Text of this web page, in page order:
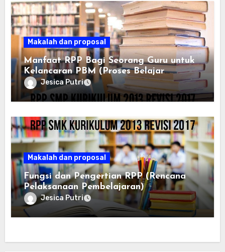
Makalah dan proposal
Manfaat RPP Bagi Seorang Guru untuk
Kelancaran PBM (Proses Belajar
Mengajar)
Jesica Putri
Makalah dan proposal
Fungsi dan Pengertian RPP (Rencana
Pelaksanaan Pembelajaran)
Jesica Putri